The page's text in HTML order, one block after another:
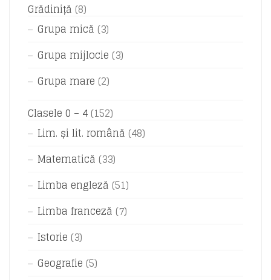
Grădiniță (8)
Grupa mică (3)
Grupa mijlocie (3)
Grupa mare (2)
Clasele 0 – 4 (152)
Lim. și lit. română (48)
Matematică (33)
Limba engleză (51)
Limba franceză (7)
Istorie (3)
Geografie (5)